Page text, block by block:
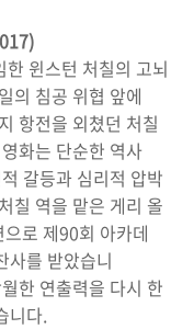
윈스턴 처칠의 고뇌
의 침공 위협 앞에
항전을 외쳤던 처칠
화는 단순한 역사
갈등과 심리적 압박
칠 역을 맡은 게리 올
로 제90회 아카데
사를 받았습니
한 연출력을 다시 한
니다.